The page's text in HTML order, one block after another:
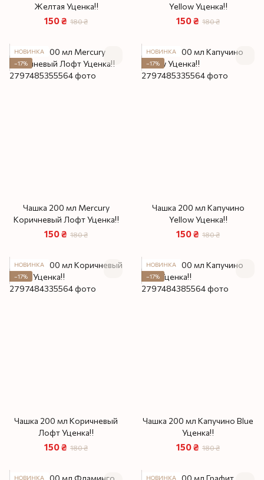
Желтая Уценка‼️
150 ₴ 180 ₴
Yellow Уценка‼️
150 ₴ 180 ₴
НОВИНКА
−17%
Чашка 200 мл Mercury
Коричневый Лофт Уценка‼️
150 ₴ 180 ₴
НОВИНКА
−17%
Чашка 200 мл Капучино
Yellow Уценка‼️
150 ₴ 180 ₴
НОВИНКА
−17%
Чашка 200 мл Коричневый
Лофт Уценка‼️
150 ₴ 180 ₴
НОВИНКА
−17%
Чашка 200 мл Капучино Blue
Уценка‼️
150 ₴ 180 ₴
НОВИНКА НОВИНКА